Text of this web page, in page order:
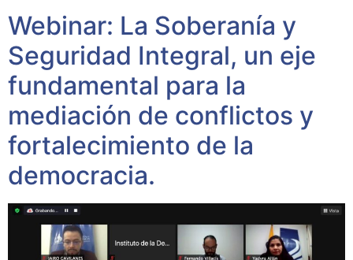
Webinar: La Soberanía y
Seguridad Integral, un eje
fundamental para la
mediación de conflictos y
fortalecimiento de la
democracia.